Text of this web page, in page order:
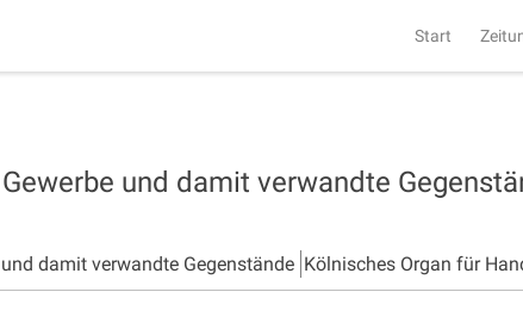
Start
und damit verwandte
damit verwandte Gegenstände Kölnisches Organ für